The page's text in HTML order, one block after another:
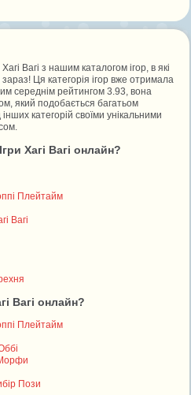
Вагі з нашим каталогом ігор, в які
Ця категорія ігор вже отримала
середнім рейтингом 3.93, вона
який подобається багатьом
категорій своїми унікальними
Хагі Вагі онлайн?
Плейтайм
Вагі
Вагі онлайн?
Плейтайм
Пози